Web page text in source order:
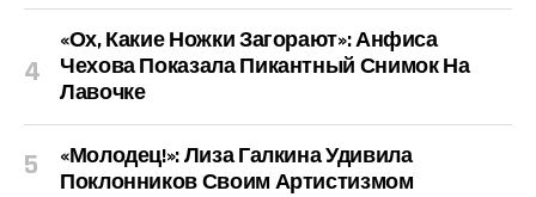
«Ох, Какие Ножки Загорают»: Анфиса
Чехова Показала Пикантный Снимок На
Лавочке
«Молодец!»: Лиза Галкина Удивила
Поклонников Своим Артистизмом